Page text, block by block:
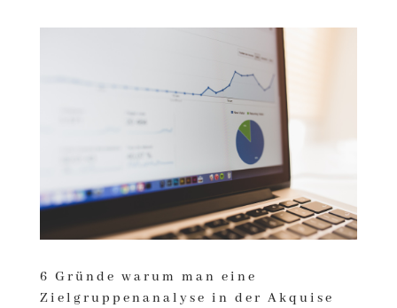
6 Gründe warum man eine
Zielgruppenanalyse in der Akquise